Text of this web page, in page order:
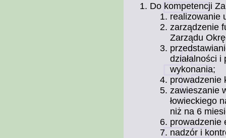
Do kompetencji
realizowanie
zarządzenie
Zarządu
działalności
wykonania;
prowadzenie
zawieszanie
łowieckiego
niż na 6
prowadzenie
nadzór i